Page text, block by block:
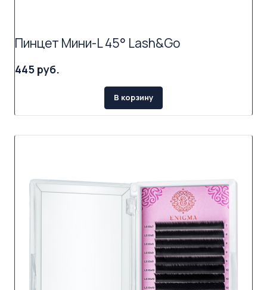
Пинцет Мини-L 45° Lash&Go
445 руб.
В корзину